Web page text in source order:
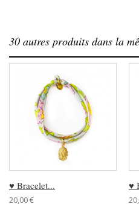
30 autres produits dans la
♥ Bracelet...
20,00 €
♥